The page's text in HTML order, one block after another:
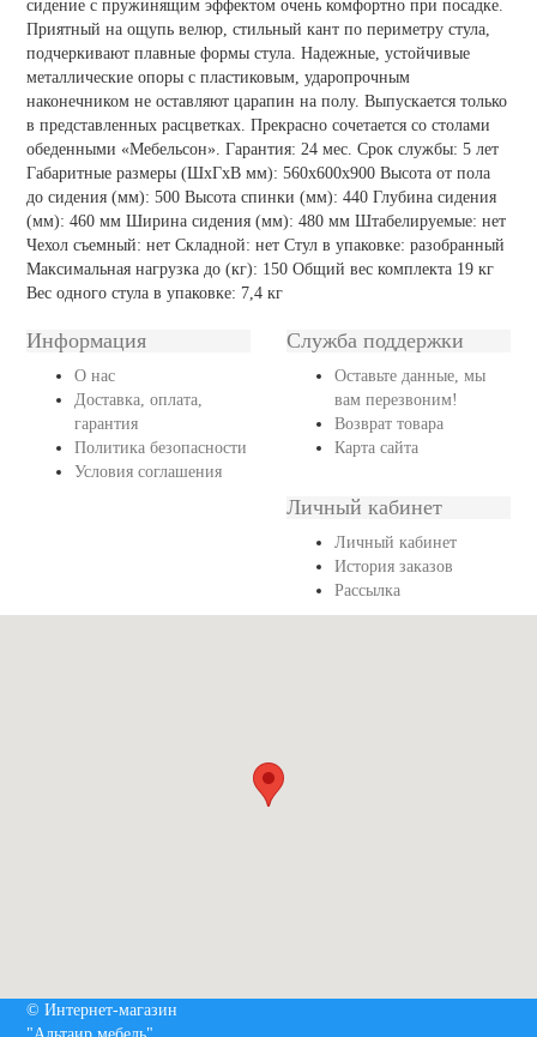
сидение с пружинящим эффектом очень комфортно при посадке.
Приятный на ощупь велюр, стильный кант по периметру стула,
подчеркивают плавные формы стула. Надежные, устойчивые
металлические опоры с пластиковым, ударопрочным
наконечником не оставляют царапин на полу. Выпускается только
в представленных расцветках. Прекрасно сочетается со столами
обеденными «Мебельсон». Гарантия: 24 мес. Срок службы: 5 лет
Габаритные размеры (ШхГхВ мм): 560х600х900 Высота от пола
до сидения (мм): 500 Высота спинки (мм): 440 Глубина сидения
(мм): 460 мм Ширина сидения (мм): 480 мм Штабелируемые: нет
Чехол съемный: нет Складной: нет Стул в упаковке: разобранный
Максимальная нагрузка до (кг): 150 Общий вес комплекта 19 кг
Вес одного стула в упаковке: 7,4 кг
Информация
О нас
Доставка, оплата,
гарантия
Политика безопасности
Условия соглашения
Служба поддержки
Оставьте данные, мы
вам перезвоним!
Возврат товара
Карта сайта
Личный кабинет
Личный кабинет
История заказов
Рассылка
© Интернет-магазин